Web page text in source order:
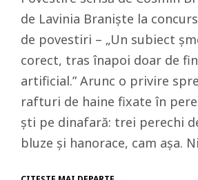
de Lavinia Braniște la
de povestiri – „Un subiect
corect, tras înapoi doar de
artificial.” Arunc o privire
rafturi de haine fixate în
ști pe dinafară: trei perechi
bluze și hanorace, cam așa.